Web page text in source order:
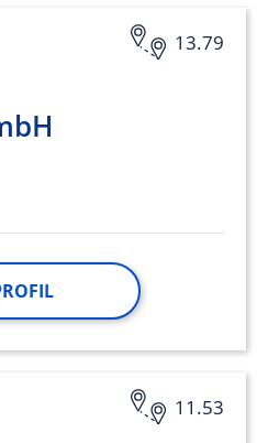
13.79
11.53
der
zur Auswahl